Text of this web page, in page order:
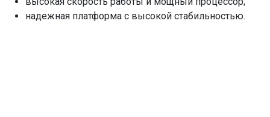
надежная платформа с высокой стабильностью.
кардиологических до акушерско-гинекологических;